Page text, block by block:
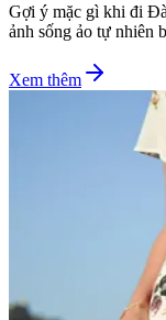
Gợi ý mặc gì khi đi
ảnh sống ảo tự nhiên
Xem thêm